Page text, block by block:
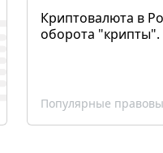
Криптовалюта в
оборота
Популярные